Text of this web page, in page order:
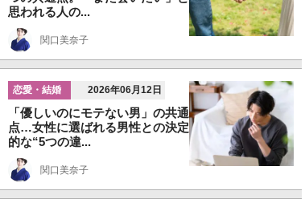
思われる人の...
関口美奈子
恋愛・結婚 2026年06月12日
「優しいのにモテない男」の共通
点…女性に選ばれる男性との決定
的な“5つの違...
関口美奈子